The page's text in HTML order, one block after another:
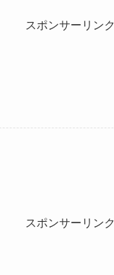
スポンサーリンク
スポンサーリンク